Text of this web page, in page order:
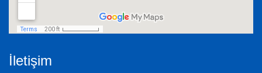
İletişim